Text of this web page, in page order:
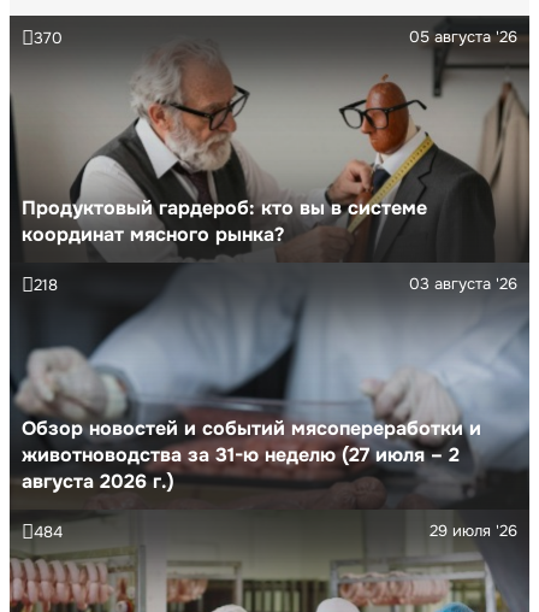
Продуктовый гардероб: кто вы в системе
координат мясного рынка?
05 августа '26
370
Обзор новостей и событий мясопереработки и
животноводства за 31-ю неделю (27 июля – 2
августа 2026 г.)
03 августа '26
218
29 июля '26
484